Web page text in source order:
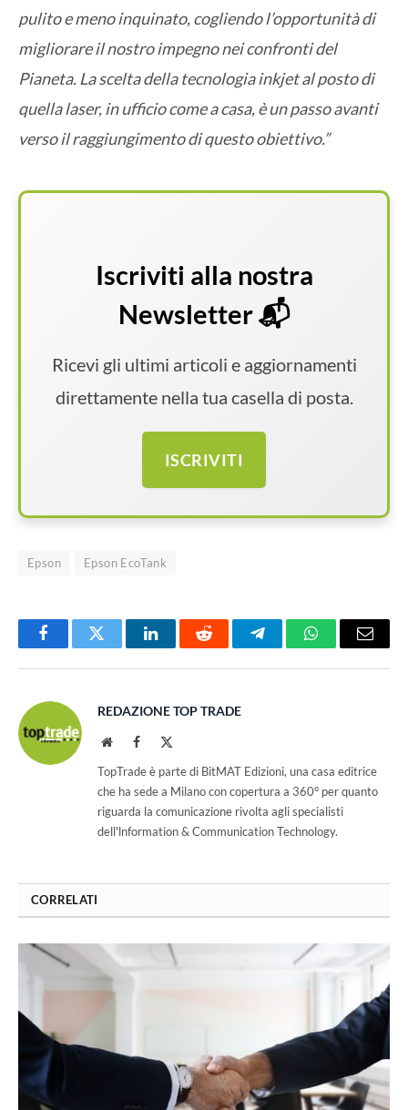
pulito e meno inquinato, cogliendo l’opportunità di
migliorare il nostro impegno nei confronti del
Pianeta. La scelta della tecnologia inkjet al posto di
quella laser, in ufficio come a casa, è un passo avanti
verso il raggiungimento di questo obiettivo.”
Iscriviti alla nostra
Newsletter 📬
Ricevi gli ultimi articoli e aggiornamenti
direttamente nella tua casella di posta.
ISCRIVITI
Epson Epson EcoTank
FacebookTwitter LinkedInReddit TelegramWhatsAppEmail
REDAZIONE TOP TRADE
WebsiteFacebook
TopTrade è parte di BitMAT Edizioni, una casa editrice
che ha sede a Milano con copertura a 360° per quanto
riguarda la comunicazione rivolta agli specialisti
dell'lnformation & Communication Technology.
CORRELATI